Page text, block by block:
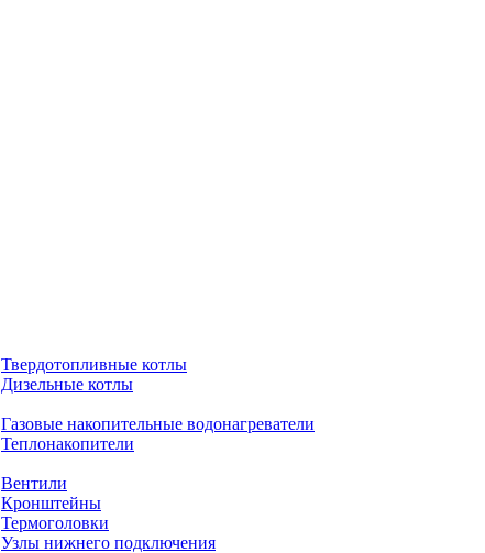
Твердотопливные котлы
Дизельные котлы
Газовые накопительные водонагреватели
Теплонакопители
Вентили
Кронштейны
Термоголовки
Узлы нижнего подключения